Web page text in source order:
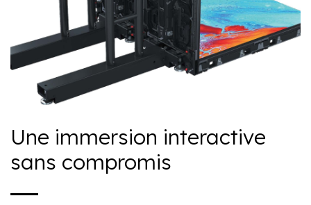
Une immersion interactive
sans compromis